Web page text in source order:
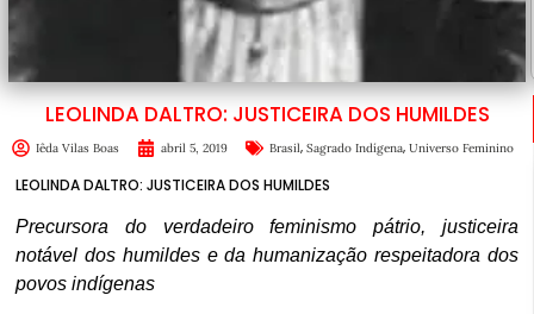
LEOLINDA DALTRO: JUSTICEIRA DOS HUMILDES
Iêda Vilas Boas abril 5, 2019 Brasil, Sagrado Indígena, Universo Feminino
LEOLINDA DALTRO: JUSTICEIRA DOS HUMILDES
Precursora do verdadeiro feminismo pátrio, justiceira
notável dos humildes e da humanização respeitadora dos
povos indígenas